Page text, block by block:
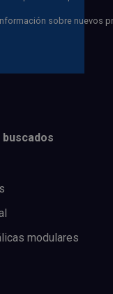
sobre nuevos
modulares